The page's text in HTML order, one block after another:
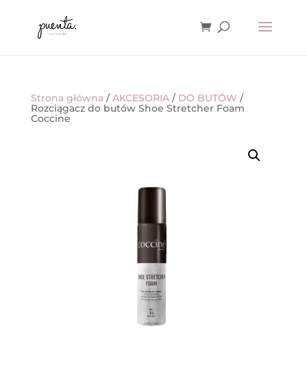
Strona główna /AKCESORIA/ DO BUTÓW /
Rozciągacz do butów Shoe Stretcher Foam
Coccine